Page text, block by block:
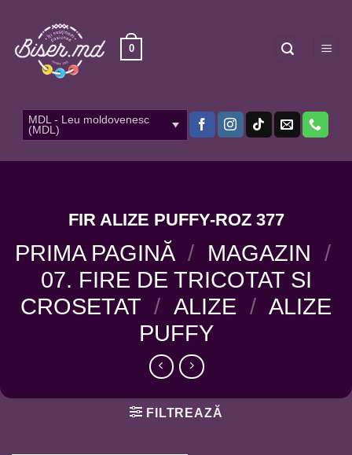
content
0
MDL - Leu moldovenesc
(MDL)
FIR ALIZE PUFFY-ROZ 377
PRIMA PAGINĂ / MAGAZIN /
07. FIRE DE TRICOTAT SI
CROSETAT / ALIZE / ALIZE
PUFFY
FILTREAZĂ